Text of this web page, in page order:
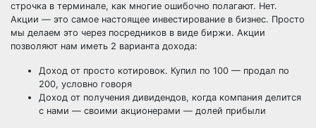
строчка в терминале, как многие ошибочно полагают. Нет.
Акции — это самое настоящее инвестирование в бизнес. Просто
мы делаем это через посредников в виде биржи. Акции
позволяют нам иметь 2 варианта дохода:
Доход от просто котировок. Купил по 100 — продал по
200, условно говоря
Доход от получения дивидендов, когда компания делится
с нами — своими акционерами — долей прибыли